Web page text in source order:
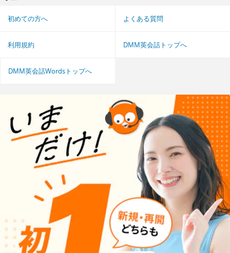
初めての方へ よくある質問
利用規約 DMM英会話トップへ
DMM英会話Wordsトップへ